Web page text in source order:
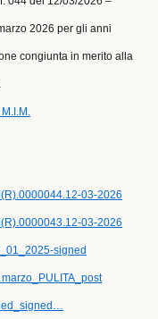
2026 per gli anni
congiunta in merito alla
03-2026
03-2026
signed